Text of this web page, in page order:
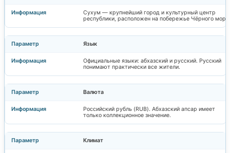
Сухум — крупнейший город и культурный центр
республики, расположен на побережье Чёрного моря.
Язык
Официальные языки: абхазский и русский. Русский
понимают практически все жители.
Валюта
Российский рубль (RUB). Абхазский апсар имеет
только коллекционное значение.
Климат